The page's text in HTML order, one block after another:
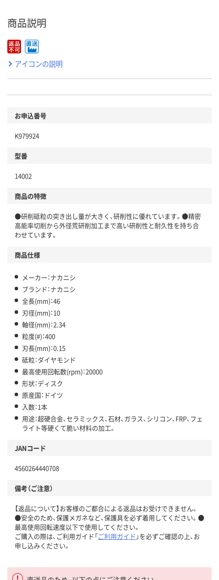
商品説明
アイコンの説明
お申込番号
K979924
型番
14002
商品の特徴
●研削砥粒の突き出し量が大きく、研削性に優れています。●精密
高能率切削から外径荒研削加工まで高い研削性と耐久性を持ち合
わせています。
商品仕様
メーカー：ナカニシ
ブランド：ナカニシ
全長(mm)：46
刃径(mm)：10
軸径(mm)：2.34
粒度(#)：400
刃長(mm)：0.15
砥粒：ダイヤモンド
最高使用回転数(rpm)：20000
形状：ディスク
原産国：ドイツ
入数：1本
用途：超硬合金、セラミックス、石材、ガラス、シリコン、FRP、フェ
ライト等硬くて脆い材料の加工。
JANコード
4560264440708
備考（ご注意）
【返品について】お客様のご都合による返品はお受けできません。
●安全のため、保護メガネなど、保護具を必ず着用してください。●
最高使用回転速度以下で使用してください。
ご購入の際は、ご利用ガイド「ご利用ガイド 」を必ずご確認の上、お
申し込みください。